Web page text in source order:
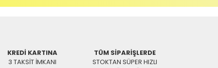
KREDİ KARTINA
3 TAKSİT İMKANI
TÜM SİPARİŞLERDE
STOKTAN SÜPER HIZLI